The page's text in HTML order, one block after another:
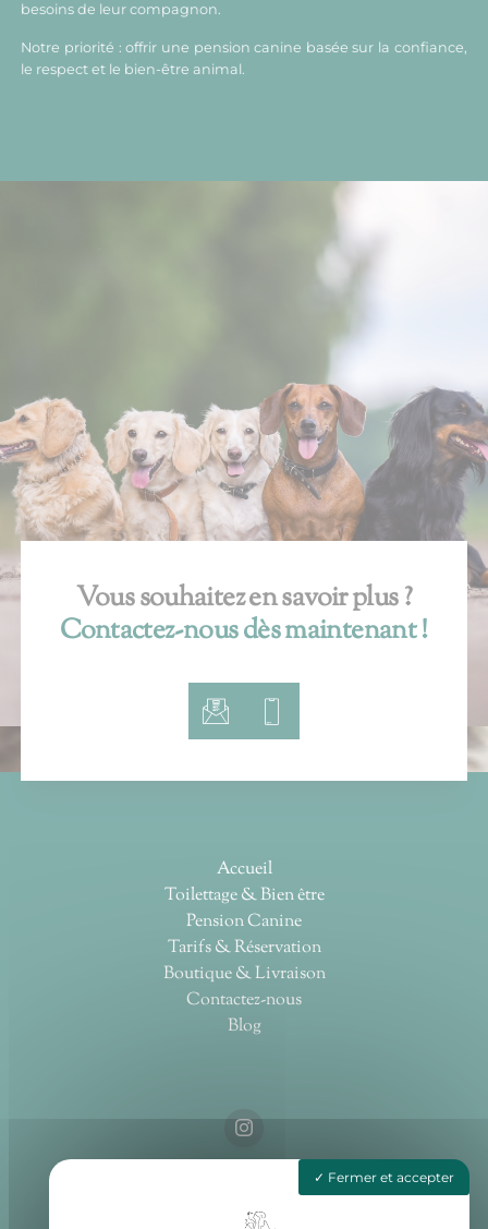
besoins de leur compagnon.
Notre priorité : offrir une pension canine basée sur la confiance,
le respect et le bien-être animal.
Vous souhaitez en savoir plus ?
Contactez-nous dès maintenant !
Accueil
Toilettage & Bien être
Pension Canine
Tarifs & Réservation
Boutique & Livraison
Contactez-nous
Blog
4 LA ROBINIERE, 85190 AIZENAY
Fermer et accepter